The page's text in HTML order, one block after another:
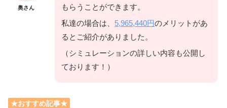
奥さん
もらうことができます。
私達の場合は、 5,965,440円のメリットがあ
るとご紹介がありました。
（シミュレーションの詳しい内容も公開し
ております！）
★おすすめ記事★